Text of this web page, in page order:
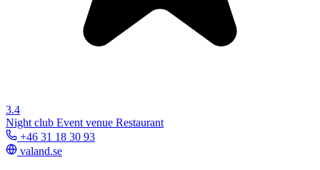
3.4
Night club Event venue Restaurant
+46 31 18 30 93
valand.se